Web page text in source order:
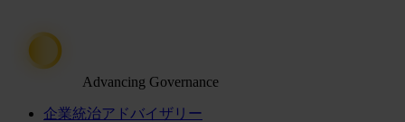
Advancing Governance
企業統治アドバイザリー